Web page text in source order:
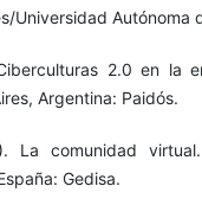
Universidad Autónoma
2.0 en la
Argentina: Paidós.
La comunidad
Gedisa.